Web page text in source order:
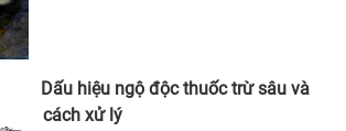
Dấu hiệu ngộ độc thuốc trừ sâu và
cách xử lý